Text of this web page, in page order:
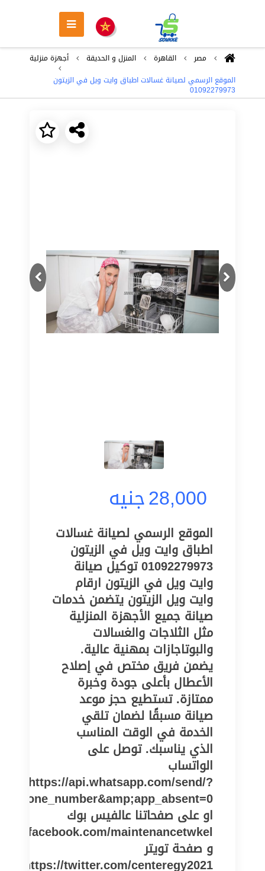
مصر القاهرة المنزل و الحديقة
أجهزة منزلية
الموقع الرسمي لصيانة غسالات اطباق وايت ويل في الزيتون
01092279973
Previous
Next
28,000جنيه
الموقع الرسمي لصيانة غسالات
اطباق وايت ويل في الزيتون
01092279973 توكيل صيانة
وايت ويل في الزيتون ارقام
وايت ويل الزيتون يتضمن خدمات
صيانة جميع الأجهزة المنزلية
مثل الثلاجات والغسالات
والبوتاجازات بمهنية عالية.
يضمن فريق مختص في إصلاح
الأعطال بأعلى جودة وخبرة
ممتازة. تستطيع حجز موعد
صيانة مسبقًا لضمان تلقي
الخدمة في الوقت المناسب
الذي يناسبك. توصل على
الواتساب
https://api.whatsapp.com/send/?
او على صفحاتنا عالفيس بوك
maintenancetwkel
و صفحة تويتر
https://twitter.com/centeregy2021